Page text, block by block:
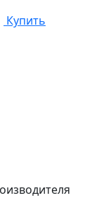
Купить